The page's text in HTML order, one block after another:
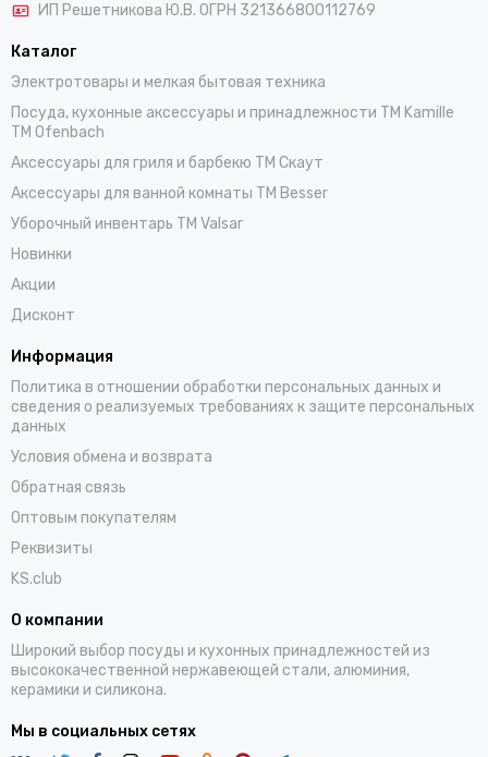
ИП Решетникова Ю.В. ОГРН 321366800112769
Каталог
Электротовары и мелкая бытовая техника
Посуда, кухонные аксессуары и принадлежности TM Kamille
TM Ofenbach
Аксессуары для гриля и барбекю TM Скаут
Аксессуары для ванной комнаты TM Besser
Уборочный инвентарь TM Valsar
Новинки
Акции
Дисконт
Информация
Политика в отношении обработки персональных данных и
сведения о реализуемых требованиях к защите персональных
данных
Условия обмена и возврата
Обратная связь
Оптовым покупателям
Реквизиты
KS.club
О компании
Широкий выбор посуды и кухонных принадлежностей из
высококачественной нержавеющей стали, алюминия,
керамики и силикона.
Мы в социальных сетях